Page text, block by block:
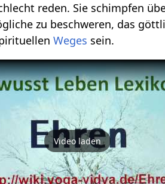
reden. Sie schimpfen
zu beschweren, das
Weges sein.
Video laden